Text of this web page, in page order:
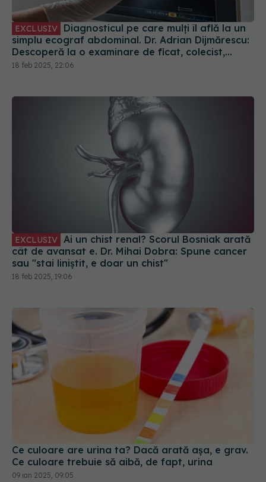
EXCLUSIV
simplu ecograf abdominal. Dr. Adrian Dijmărescu:
Descoperă la o examinare de ficat, colecist,
pancreas
18 feb 2025, 22:06
EXCLUSIV
cât de avansat e. Dr. Mihai Dobra: Spune cancer
sau "stai liniștit, e doar un chist"
18 feb 2025, 19:06
Ce culoare are urina ta? Dacă arată așa, e grav.
Ce culoare trebuie să aibă, de fapt, urina
09 ian 2025, 09:05